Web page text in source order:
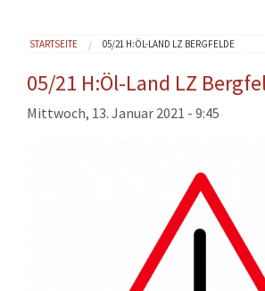
VEREINE
AKTUELLES
DOWNLOADS
EINSÄTZE
Sie sind hier
STARTSEITE 05/21 H:ÖL-LAND LZ BERGFELDE
05/21 H:Öl-Land LZ
Mittwoch, 13. Januar 2021 - 9:45